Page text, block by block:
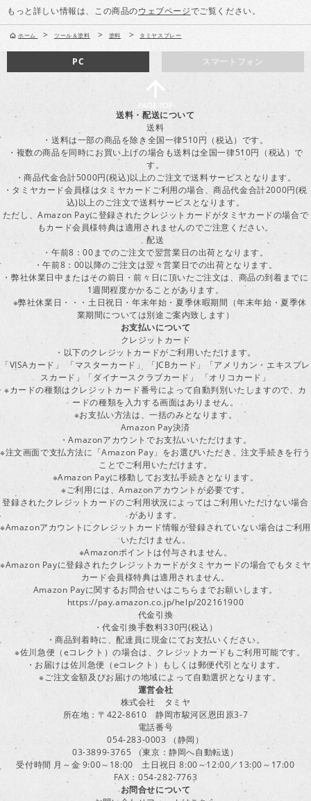
もっと詳しい情報は、この商品のウェブページでご覧ください。
ホーム > ツール＆塗料 > 塗料 > タミヤスプレー
スマートフォン
PC
送料・配送について
送料
・送料は一部の商品を除き全国一律510円（税込）です。
・複数の商品を同時にお買い上げの場合も送料は全国一律510円（税込）で
す。
・商品代金合計5000円(税込)以上のご注文で送料サービスとなります。
・タミヤカード会員様はタミヤカードご利用の場合、商品代金合計2000円(税
込)以上のご注文で送料サービスとなります。
ただし、Amazon Payに登録されたクレジットカードがタミヤカードの場合で
もカード会員様特典は適用されませんのでご注意ください。
配送
・午前8：00までのご注文で翌営業日の出荷となります。
・午前8：00以降のご注文は翌々営業日での出荷となります。
・弊社休業日中またはその前日・前々日に頂いたご注文は、商品の到着までに
1週間程度かかることがあります。
※弊社休業日・・・土日祝日・年末年始・夏季休暇期間（年末年始・夏季休
業期間については別途ご案内致します）
お支払いについて
クレジットカード
・以下のクレジットカードがご利用いただけます。
「VISAカード」 「マスターカード」 「JCBカード」「アメリカン・エキスプレ
スカード」「ダイナースクラブカード」 「オリコカード」
※カードの種類はクレジットカード番号によって自動判別いたしますので、カ
ードの種類を入力する画面はありません。
※お支払い方法は、一括のみとなります。
Amazon Pay決済
・Amazonアカウントでお支払いいただけます。
※注文画面で支払方法に「Amazon Pay」をお選びいただき、注文手続きを行う
ことでご利用いただけます。
※Amazon Payに移動してお支払手続きとなります。
※ご利用には、Amazonアカウントが必要です。
登録されたクレジットカードのご利用状況によってはご利用いただけない場合
があります。
※Amazonアカウントにクレジットカード情報が登録されていない場合はご利用
いただけません。
※Amazonポイントは付与されません。
※Amazon Payに登録されたクレジットカードがタミヤカードの場合でもタミヤ
カード会員様特典は適用されません。
Amazon Payに関するお問合せいはこちらまでお願いします。
https://pay.amazon.co.jp/help/202161900
代金引換
・代金引換手数料330円(税込）
・商品到着時に、配達員に現金にてお支払いください。
※佐川急便（eコレクト）の場合は、クレジットカードもご利用可能です。
・お届けは佐川急便（eコレクト）もしくは郵便代引となります。
※ご注文金額及びお届けの地域によって自動選択となります。
運営会社
株式会社 タミヤ
所在地：〒422-8610 静岡市駿河区恩田原3-7
電話番号
054-283-0003 （静岡）
03-3899-3765 （東京：静岡へ自動転送）
受付時間 月～金 9:00～18:00 土日祝日 8:00～12:00／13:00～17:00
FAX：054-282-7763
お問合せについて